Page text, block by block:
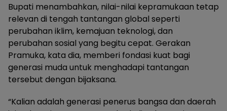
Bupati menambahkan, nilai-nilai kepramukaan tetap
relevan di tengah tantangan global seperti
perubahan iklim, kemajuan teknologi, dan
perubahan sosial yang begitu cepat. Gerakan
Pramuka, kata dia, memberi fondasi kuat bagi
generasi muda untuk menghadapi tantangan
tersebut dengan bijaksana.
“Kalian adalah generasi penerus bangsa dan daerah